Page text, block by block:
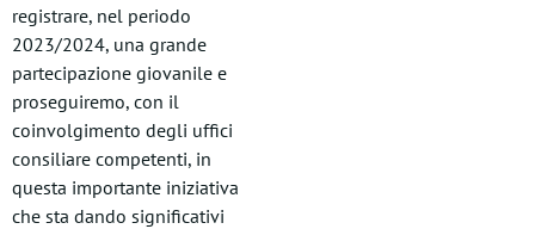
registrare, nel periodo
2023/2024, una grande
partecipazione giovanile e
proseguiremo, con il
coinvolgimento degli uffici
consiliare competenti, in
questa importante iniziativa
che sta dando significativi